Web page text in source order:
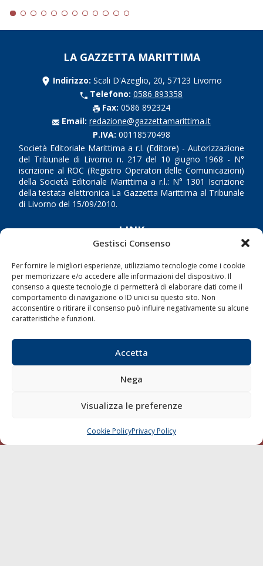
Gestisci Consenso
Per fornire le migliori esperienze, utilizziamo tecnologie come i cookie
per memorizzare e/o accedere alle informazioni del dispositivo. Il
consenso a queste tecnologie ci permetterà di elaborare dati come il
comportamento di navigazione o ID unici su questo sito. Non
acconsentire o ritirare il consenso può influire negativamente su alcune
caratteristiche e funzioni.
Accetta
Nega
Visualizza le preferenze
Cookie PolicyPrivacy Policy
LA GAZZETTA MARITTIMA
Indirizzo: Scali D'Azeglio, 20, 57123 Livorno
Telefono: 0586 893358
Fax: 0586 892324
Email: redazione@gazzettamarittima.it
P.IVA: 00118570498
Società Editoriale Marittima a r.l. (Editore) - Autorizzazione
del Tribunale di Livorno n. 217 del 10 giugno 1968 - N°
iscrizione al ROC (Registro Operatori delle Comunicazioni)
della Società Editoriale Marittima a r.l.: N° 1301 Iscrizione
della testata elettronica La Gazzetta Marittima al Tribunale
di Livorno del 15/09/2010.
LINK
Shipping
Porti/Interporti
Trasporti
Varie
Compagnie di Navigazione
Blue economy
Diporto
Chi siamo
CHIAMA SCRIVI